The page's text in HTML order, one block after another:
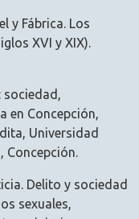
y Fábrica. Los
XVI y XIX).
sociedad,
en Concepción,
Universidad
Concepción.
Delito y sociedad
sexuales,